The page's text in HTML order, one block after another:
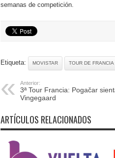
semanas de competición.
Etiqueta: MOVISTAR TOUR DE FRANCIA
Anterior:
3ª Tour Francia: Pogačar
Vingegaard
ARTÍCULOS RELACIONADOS